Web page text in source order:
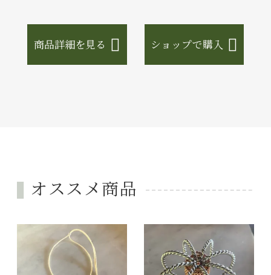
商品詳細を見る ショップで購入
オススメ商品